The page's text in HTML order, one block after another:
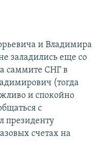
и Владимира
заладились еще со
саммите СНГ в
(тогда
и спокойно
с
президенту
счетах на